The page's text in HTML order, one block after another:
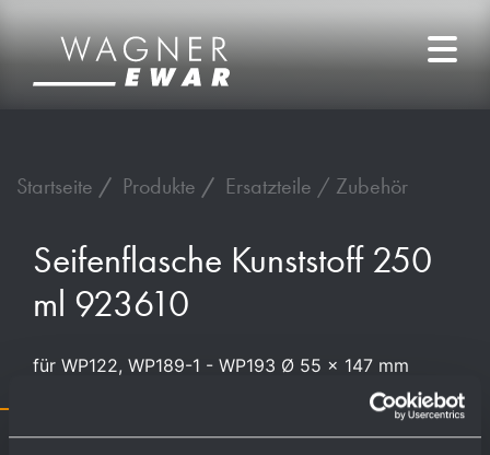
Startseite Produkte Ersatzteile / Zubehör
Seifenflasche Kunststoff 250
ml 923610
für WP122, WP189-1 - WP193 Ø 55 x 147 mm